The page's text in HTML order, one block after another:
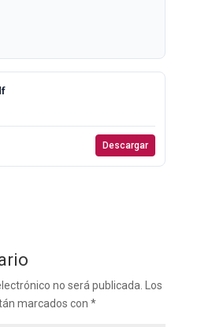
Descargar
no será publicada.
Los
marcados con *